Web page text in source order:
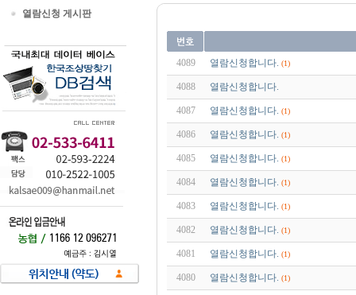
열람신청 게시판
4089 열람신청합니다. (1)
4088 열람신청합니다.
4087 열람신청합니다. (1)
4086 열람신청합니다. (1)
4085 열람신청합니다. (1)
4084 열람신청합니다. (1)
4083 열람신청합니다. (1)
4082 열람신청합니다. (1)
4081 열람신청합니다. (1)
4080 열람신청합니다. (1)